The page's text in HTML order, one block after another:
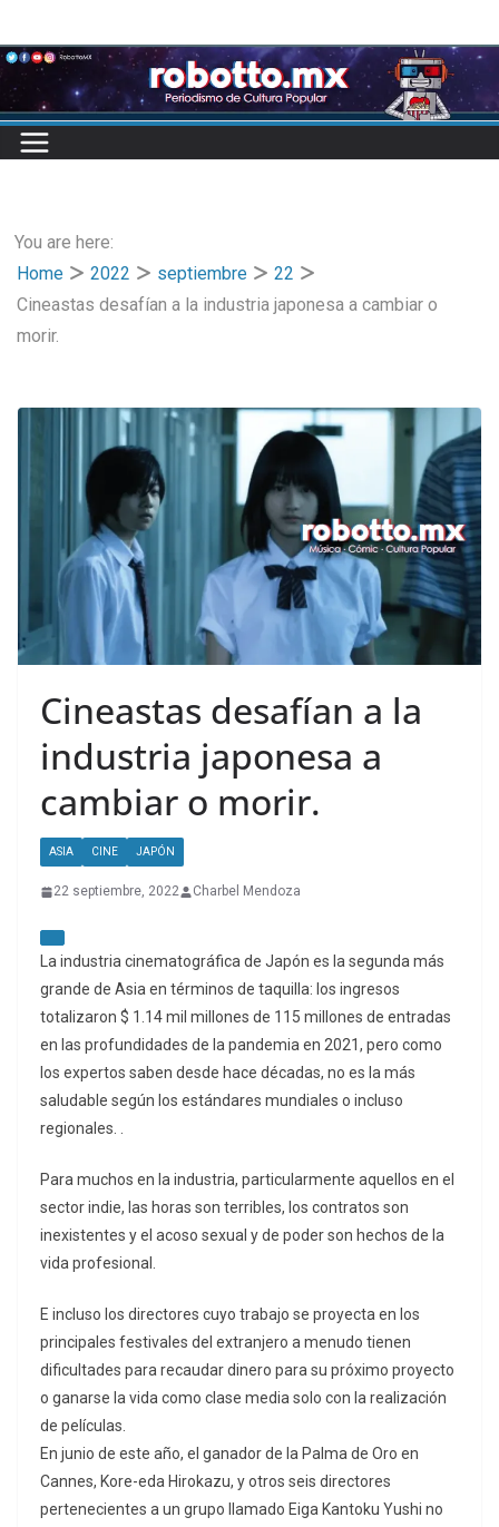
to
content
You are here:
Home
2022 septiembre
22
Cineastas desafían a la industria japonesa a cambiar o
morir.
Cineastas desafían a la
industria japonesa a
cambiar o morir.
ASIA CINE JAPÓN
22 septiembre, 2022 Charbel Mendoza
La industria cinematográfica de Japón es la segunda más
grande de Asia en términos de taquilla: los ingresos
totalizaron $ 1.14 mil millones de 115 millones de entradas
en las profundidades de la pandemia en 2021, pero como
los expertos saben desde hace décadas, no es la más
saludable según los estándares mundiales o incluso
regionales. .
Para muchos en la industria, particularmente aquellos en el
sector indie, las horas son terribles, los contratos son
inexistentes y el acoso sexual y de poder son hechos de la
vida profesional.
E incluso los directores cuyo trabajo se proyecta en los
principales festivales del extranjero a menudo tienen
dificultades para recaudar dinero para su próximo proyecto
o ganarse la vida como clase media solo con la realización
de películas.
En junio de este año, el ganador de la Palma de Oro en
Cannes, Kore-eda Hirokazu, y otros seis directores
pertenecientes a un grupo llamado Eiga Kantoku Yushi no